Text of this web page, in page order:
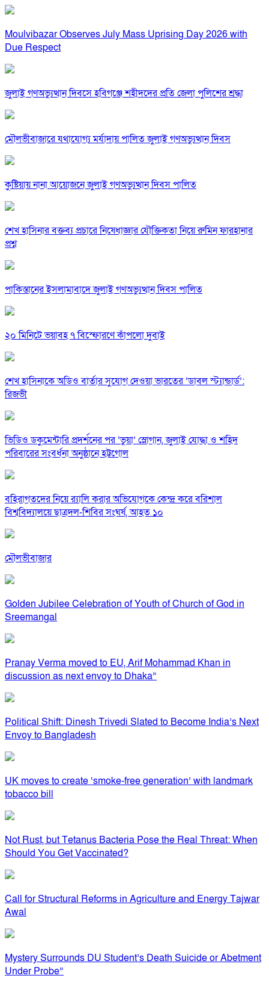
Moulvibazar Observes July Mass Uprising Day 2026 with
Due Respect
জুলাই গণঅভ্যুত্থান দিবসে হবিগঞ্জে শহীদদের প্রতি জেলা পুলিশের শ্রদ্ধা
মৌলভীবাজারে যথাযোগ্য মর্যাদায় পালিত জুলাই গণঅভ্যুত্থান দিবস
কুষ্টিয়ায় নানা আয়োজনে জুলাই গণঅভ্যুত্থান দিবস পালিত
শেখ হাসিনার বক্তব্য প্রচারে নিষেধাজ্ঞার যৌক্তিকতা নিয়ে রুমিন ফারহানার
প্রশ্ন
পাকিস্তানের ইসলামাবাদে জুলাই গণঅভ্যুত্থান দিবস পালিত
২০ মিনিটে ভয়াবহ ৭ বিস্ফোরণে কাঁপলো দুবাই
শেখ হাসিনাকে অডিও বার্তার সুযোগ দেওয়া ভারতের ‘ডাবল স্ট্যান্ডার্ড’:
রিজভী
ভিডিও ডকুমেন্টারি প্রদর্শনের পর ‘ভুয়া’ স্লোগান, জুলাই যোদ্ধা ও শহিদ
পরিবারের সংবর্ধনা অনুষ্ঠানে হট্টগোল
বহিরাগতদের নিয়ে র‍্যালি করার অভিযোগকে কেন্দ্র করে বরিশাল
বিশ্ববিদ্যালয়ে ছাত্রদল-শিবির সংঘর্ষ, আহত ১০
মৌলভীবাজার
Golden Jubilee Celebration of Youth of Church of God in
Sreemangal
Pranay Verma moved to EU, Arif Mohammad Khan in
discussion as next envoy to Dhaka”
Political Shift: Dinesh Trivedi Slated to Become India’s Next
Envoy to Bangladesh
UK moves to create ‘smoke-free generation’ with landmark
tobacco bill
Not Rust, but Tetanus Bacteria Pose the Real Threat: When
Should You Get Vaccinated?
Call for Structural Reforms in Agriculture and Energy Tajwar
Awal
Mystery Surrounds DU Student’s Death Suicide or Abetment
Under Probe”